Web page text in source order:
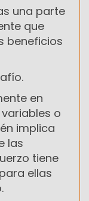
una parte
que
beneficios
en
o
implica
las
tiene
ellas